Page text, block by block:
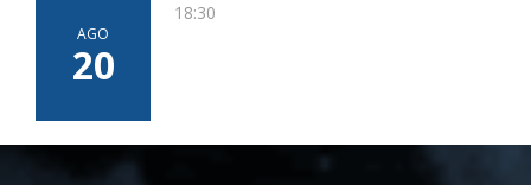
AGO
20
18:30